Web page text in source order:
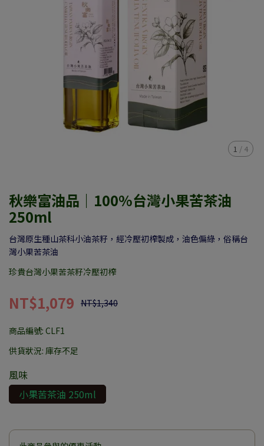
1 / 4
秋樂富油品｜100%台灣小果苦茶油
250ml
台灣原生種山茶科小油茶籽，經冷壓初榨製成，油色偏綠，俗稱台
灣小果苦茶油
珍貴台灣小果苦茶籽冷壓初榨
NT$1,079 NT$1,340
商品編號: CLF1
供貨狀況: 庫存不足
風味
小果苦茶油 250ml